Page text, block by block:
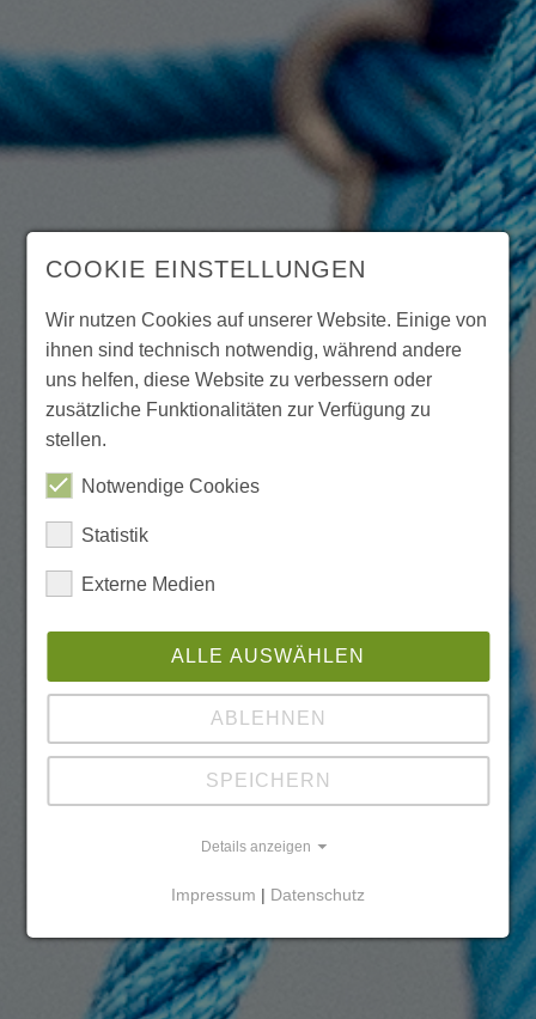
COOKIE EINSTELLUNGEN
Wir nutzen Cookies auf unserer Website. Einige von
ihnen sind technisch notwendig, während andere
uns helfen, diese Website zu verbessern oder
zusätzliche Funktionalitäten zur Verfügung zu
stellen.
Notwendige Cookies
Statistik
Externe Medien
ALLE AUSWÄHLEN
ABLEHNEN
SPEICHERN
Details anzeigen
Impressum | Datenschutz